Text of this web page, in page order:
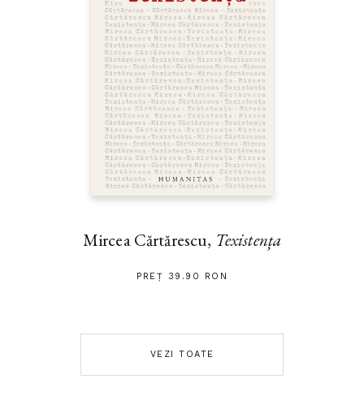
Mircea Cărtărescu, Texistența
PREȚ 39.90 RON
VEZI TOATE